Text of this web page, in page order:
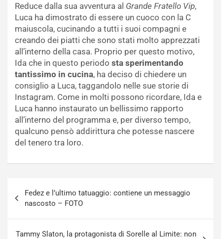
Reduce dalla sua avventura al Grande Fratello Vip,
Luca ha dimostrato di essere un cuoco con la C
maiuscola, cucinando a tutti i suoi compagni e
creando dei piatti che sono stati molto apprezzati
all’interno della casa. Proprio per questo motivo,
Ida che in questo periodo sta sperimentando
tantissimo in cucina, ha deciso di chiedere un
consiglio a Luca, taggandolo nelle sue storie di
Instagram. Come in molti possono ricordare, Ida e
Luca hanno instaurato un bellissimo rapporto
all’interno del programma e, per diverso tempo,
qualcuno pensò addirittura che potesse nascere
del tenero tra loro.
articoli
Fedez e l’ultimo tatuaggio: contiene un messaggio
nascosto – FOTO
Tammy Slaton, la protagonista di Sorelle al Limite: non